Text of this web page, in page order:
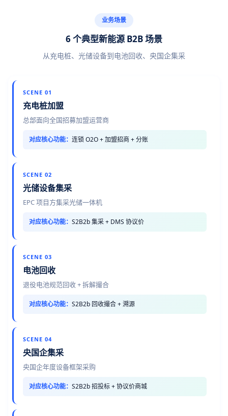
业务场景
6 个典型新能源 B2B 场景
从充电桩、光储设备到电池回收、央国企集采
SCENE 01
充电桩加盟
总部面向全国招募加盟运营商
对应核心功能： 连锁 O2O + 加盟招商 + 分账
SCENE 02
光储设备集采
EPC 项目方集采光储一体机
对应核心功能： S2B2b 集采 + DMS 协议价
SCENE 03
电池回收
退役电池规范回收 + 拆解撮合
对应核心功能： S2B2b 回收撮合 + 溯源
SCENE 04
央国企集采
央国企年度设备框架采购
对应核心功能： S2B2b 招投标 + 协议价商城